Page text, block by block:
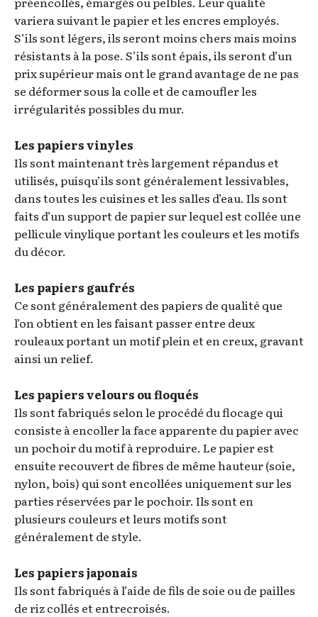
variera suivant le papier et les encres employés.
S’ils sont légers, ils seront moins chers mais moins
résistants à la pose. S’ils sont épais, ils seront d’un
prix supérieur mais ont le grand avantage de ne pas
se déformer sous la colle et de camoufler les
irrégularités possibles du mur.
Les papiers vinyles
Ils sont maintenant très largement répandus et
utilisés, puisqu’ils sont généralement lessivables,
dans toutes les cuisines et les salles d’eau. Ils sont
faits d’un support de papier sur lequel est collée une
pellicule vinylique portant les couleurs et les motifs
du décor.
Les papiers gaufrés
Ce sont généralement des papiers de qualité que
l’on obtient en les faisant passer entre deux
rouleaux portant un motif plein et en creux, gravant
ainsi un relief.
Les papiers velours ou floqués
Ils sont fabriqués selon le procédé du flocage qui
consiste à encoller la face apparente du papier avec
un pochoir du motif à reproduire. Le papier est
ensuite recouvert de fibres de même hauteur (soie,
nylon, bois) qui sont encollées uniquement sur les
parties réservées par le pochoir. Ils sont en
plusieurs couleurs et leurs motifs sont
généralement de style.
Les papiers japonais
Ils sont fabriqués à l’aide de fils de soie ou de pailles
de riz collés et entrecroisés.